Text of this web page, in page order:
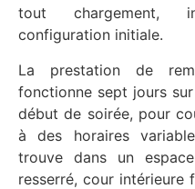
tout chargement,
configuration initiale.
La prestation de
fonctionne sept jours
début de soirée, pour
à des horaires
trouve dans un
resserré, cour intérieure